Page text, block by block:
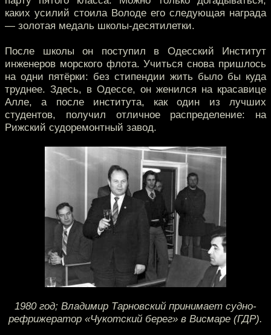
каких усилий стоила Володе его следующая награда
— золотая медаль школы-десятилетки.
После школы он поступил в Одесский Институт
инженеров морского флота. Учиться снова пришлось
на одни пятёрки: без стипендии жить было бы куда
труднее. Здесь, в Одессе, он женился на красавице
Алле, а после института, как один из лучших
студентов, получил отличное распределение: на
Рижский судоремонтный завод.
1980 год; Владимир Тарновский принимает судно-
рефрижератор «Чукотский берег» в Висмаре (ГДР).